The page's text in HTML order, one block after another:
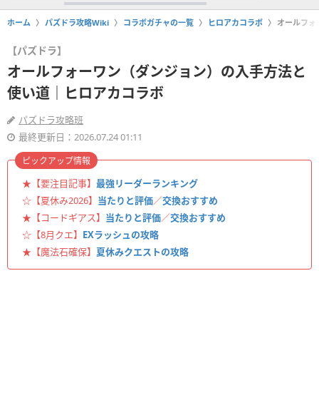
ホーム パズドラ攻略Wiki コラボガチャの一覧 ヒロアカコラボ オールフ
【パズドラ】
オールフォーワン（ダンジョン）の入手方法と
使い道｜ヒロアカコラボ
パズドラ攻略班
最終更新日：2026.07.24 01:11
★【要注目記事】 最強リーダーランキング
☆【夏休み2026】 当たりと評価／交換おすすめ
★【コードギアス】 当たりと評価／交換おすすめ
☆【8月クエ】 EXラッシュの攻略
★【魔法石確保】 夏休みクエストの攻略
ピックアップ情報